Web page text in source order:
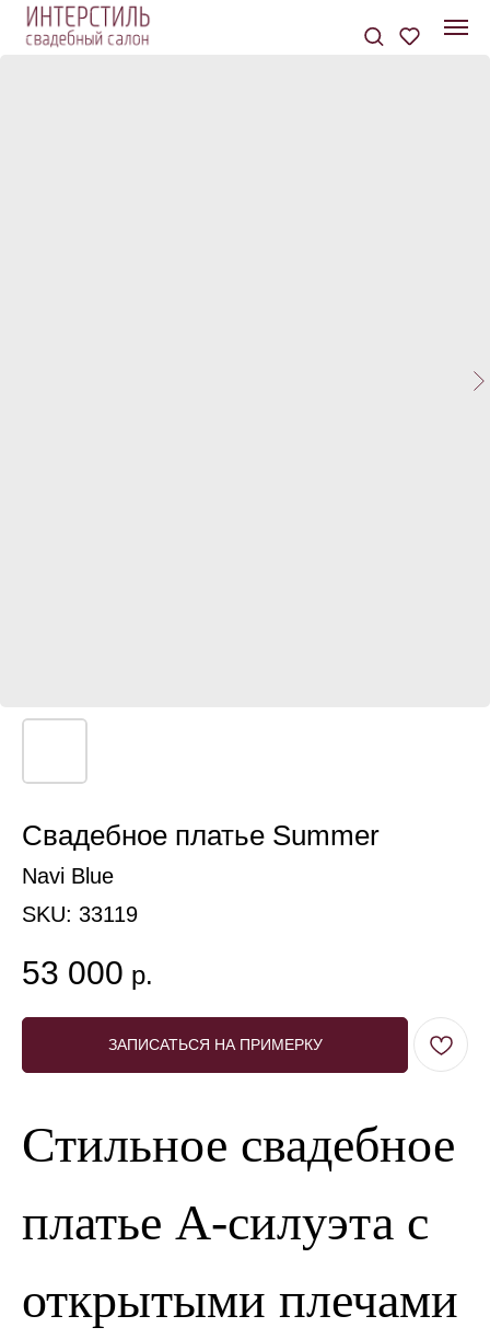
Свадебное платье Summer
Navi Blue
SKU: 33119
53 000 р.
ЗАПИСАТЬСЯ НА ПРИМЕРКУ
Стильное свадебное
платье А-силуэта с
открытыми плечами